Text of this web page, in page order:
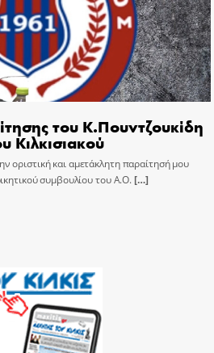
του Κ.Πουντζουκίδη
Κιλκισιακού
και αμετάκλητη παραίτησή μου
συμβουλίου του Α.Ο.[…]